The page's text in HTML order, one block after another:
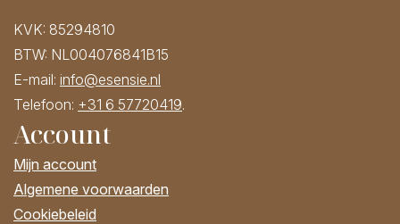
KVK: 85294810
BTW: NL004076841B15
E-mail: info@esensie.nl
Telefoon: +31 6 57720419.
Account
Mijn account
Algemene voorwaarden
Cookiebeleid